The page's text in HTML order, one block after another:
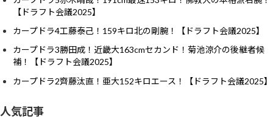
【ドラフト会議2025】
カープドラ4工藤泰己！159キロ北の剛腕！【ドラフト会議2025】
カープドラ3勝田成！近畿大163cmセカンド！菊池涼介の後継者候
補！【ドラフト会議2025】
カープドラ2齊藤汰直！亜大152キロエース！【ドラフト会議2025】
人気記事